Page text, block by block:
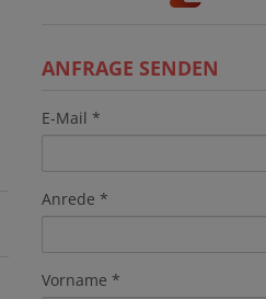
ANFRAGE SENDEN
E-Mail
Anrede
Vorname